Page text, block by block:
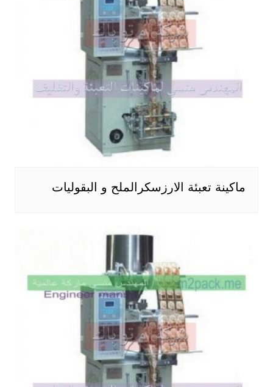
ماكينة تعبئة الارزسكرالملح و البقوليات